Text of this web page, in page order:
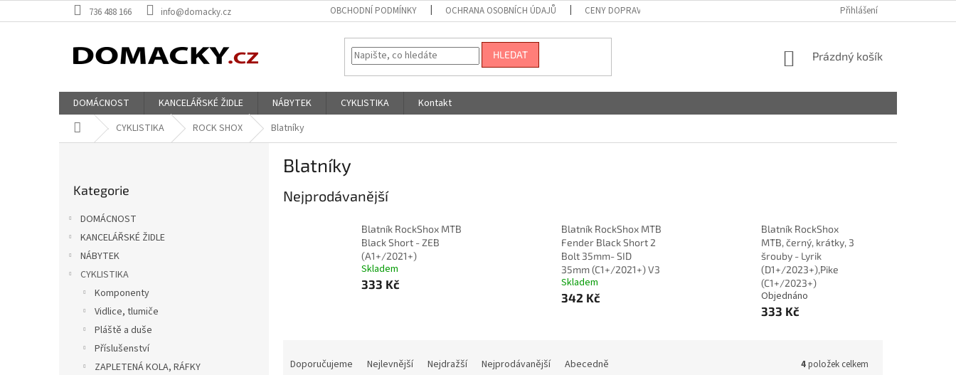
na
736 488 166 info@domacky.cz OBCHODNÍ PODMÍNKY OCHRANA OSOBNÍCH ÚDAJŮ CENY DOPRAVY Přihlášení
HLEDAT
NÁKUPNÍ
Prázdný košík
DOMÁCNOST KANCELÁŘSKÉ ŽIDLE NÁBYTEK CYKLISTIKA
Kontakt
Domů CYKLISTIKA ROCK SHOX Blatníky
kategorie
Kategorie
DOMÁCNOST
KANCELÁŘSKÉ ŽIDLE
NÁBYTEK
CYKLISTIKA
Komponenty
Vidlice, tlumiče
Pláště a duše
Příslušenství
ZAPLETENÁ KOLA, RÁFKY
Blatníky
Nejprodávanější
Blatník RockShox MTB
Black Short - ZEB
(A1+/2021+)
Skladem
333 Kč
Blatník RockShox MTB
Fender Black Short 2
Bolt 35mm- SID
35mm (C1+/2021+) V3
Skladem
342 Kč
Blatník RockShox
MTB, černý, krátky, 3
šrouby - Lyrik
(D1+/2023+),Pike
(C1+/2023+)
Objednáno
333 Kč
Doporučujeme Nejlevnější Nejdražší Nejprodávanější Abecedně 4položek celkem